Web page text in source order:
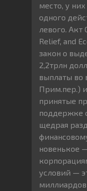
место, у
одного
левого. Акт
Relief, and
закон о
2,2трлн
выплаты во
Прим.пер.)
принятые
поддержке
щедрая
новенькое
условий —
миллиардов